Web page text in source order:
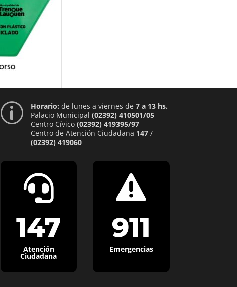
p Horario: de lunes a viernes de 7 a 13 hs.
Palacio Municipal (02392) 410501/05
Centro Cívico (02392) 419395/97
Centro de Atención Ciudadana 147/
(02392) 419060

147
Atención
Ciudadana

911
Emergencias